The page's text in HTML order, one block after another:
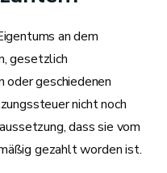
an dem
gesetzlich
oder geschiedenen
nicht noch
dass sie vom
gezahlt worden ist.